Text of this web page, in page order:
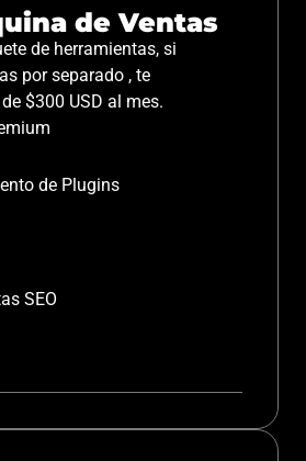
de Plugins
SEO
de Ventas
de herramientas, si
por separado , te
$300 USD al mes.